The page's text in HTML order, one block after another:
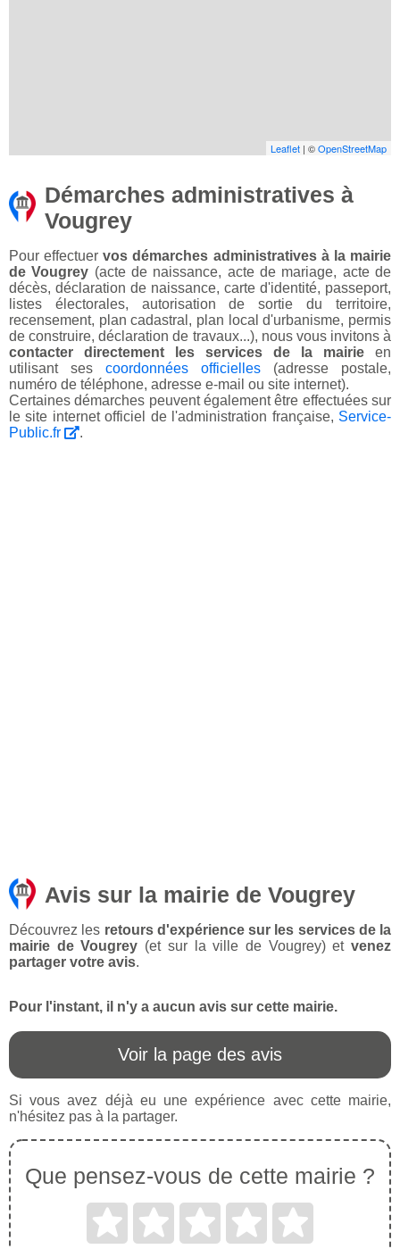
Leaflet | ©OpenStreetMap
Démarches administratives à
Vougrey
Pour effectuervos démarches administratives à la mairie
de Vougrey (acte de naissance, acte de mariage, acte de
décès, déclaration de naissance, carte d'identité, passeport,
listes électorales, autorisation de sortie du territoire,
recensement, plan cadastral, plan local d'urbanisme, permis
de construire, déclaration de travaux...), nous vous invitons à
contacter directement les services de la mairie en
utilisant ses coordonnées officielles (adresse postale,
numéro de téléphone, adresse e-mail ou site internet).
Certaines démarches peuvent également être effectuées sur
le site internet officiel de l'administration française, Service-
Public.fr
.
Avis sur la mairie de Vougrey
Découvrez les retours d'expérience sur les services de la
mairie de Vougrey (et sur la ville de Vougrey) etvenez
partager votre avis.
Pour l'instant, il n'y a aucun avis sur cette mairie.
Voir la page des avis
Si vous avez déjà eu une expérience avec cette mairie,
n'hésitez pas à la partager.
Que pensez-vous de cette mairie ?